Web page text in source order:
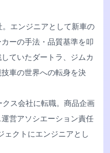
エンジニアとして新車の
ーの手法・品質基準を叩
ていたダートラ、ジムカ
車の世界への転身を決
ス会社に転職。商品企画
営アソシエーション責任
ェクトにエンジニアとし